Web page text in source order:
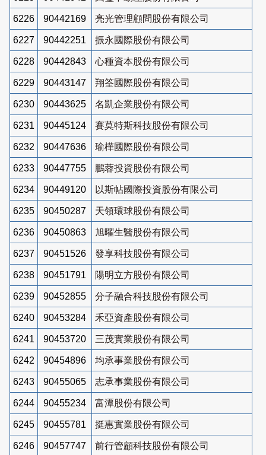
6226 90442169 亮光管理顧問股份有限公司
6227 90442251 振永國際股份有限公司
6228 90442843 心種資本股份有限公司
6229 90443147 翔筌國際股份有限公司
6230 90443625 名凱企業股份有限公司
6231 90445124 賽莫特斯科技股份有限公司
6232 90447636 瑜樺國際股份有限公司
6233 90447755 鵬蓉投資股份有限公司
6234 90449120 以斯帖國際投資股份有限公司
6235 90450287 天領環球股份有限公司
6236 90450863 旭曜生醫股份有限公司
6237 90451526 發享科技股份有限公司
6238 90451791 陽明立方股份有限公司
6239 90452855 分子融合科技股份有限公司
6240 90453284 禾亞資產股份有限公司
6241 90453720 三茂實業股份有限公司
6242 90454896 均承事業股份有限公司
6243 90455065 志承事業股份有限公司
6244 90455234 富潭股份有限公司
6245 90455781 挺惠實業股份有限公司
6246 90457747 前行管顧科技股份有限公司